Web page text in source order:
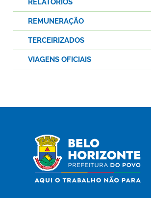
RELATÓRIOS
REMUNERAÇÃO
TERCEIRIZADOS
VIAGENS OFICIAIS